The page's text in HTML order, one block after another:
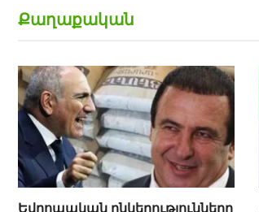
Քաղաքական
Եվրոպական ընկերությունները